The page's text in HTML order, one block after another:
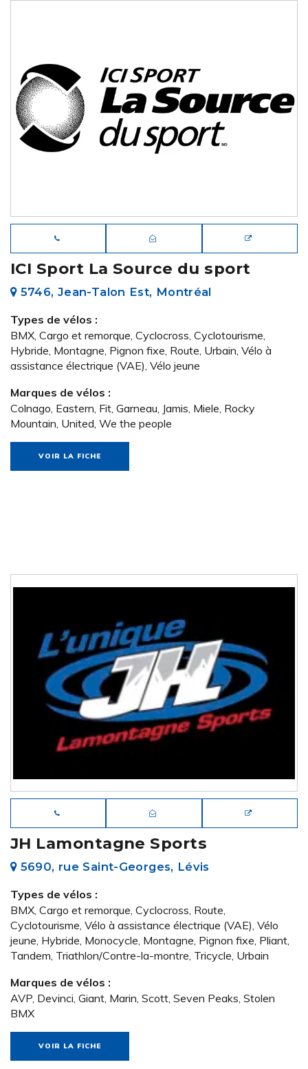
ICI Sport La Source du sport
5746, Jean-Talon Est, Montréal
Types de vélos :
BMX, Cargo et remorque, Cyclocross, Cyclotourisme,
Hybride, Montagne, Pignon fixe, Route, Urbain, Vélo à
assistance électrique (VAE), Vélo jeune
Marques de vélos :
Colnago, Eastern, Fit, Garneau, Jamis, Miele, Rocky
Mountain, United, We the people
VOIR LA FICHE
JH Lamontagne Sports
5690, rue Saint-Georges, Lévis
Types de vélos :
BMX, Cargo et remorque, Cyclocross, Route,
Cyclotourisme, Vélo à assistance électrique (VAE), Vélo
jeune, Hybride, Monocycle, Montagne, Pignon fixe, Pliant,
Tandem, Triathlon/Contre-la-montre, Tricycle, Urbain
Marques de vélos :
AVP, Devinci, Giant, Marin, Scott, Seven Peaks, Stolen
BMX
VOIR LA FICHE